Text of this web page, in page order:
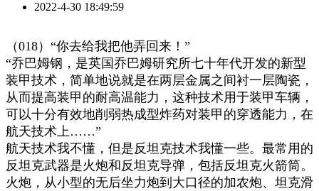
2022-4-30 18:49:59
（018） “你去给我把他弄回来！ ”
“乔巴姆钢，是英国乔巴姆研究所七十年代开发的新型
装甲技术，简单地说就是在两层金属之间衬一层陶瓷，
从而提高装甲的耐高温能力，这种技术用于装甲车辆，
可以十分有效地削弱热成型炸药对装甲的穿透能力，在
航天技术上……”
航天技术我不懂，但是反坦克技术我懂一些。最常用的
反坦克武器是火炮和反坦克导弹，包括反坦克火箭筒。
火炮，从小型的无后坐力炮到大口径的加农炮、坦克滑